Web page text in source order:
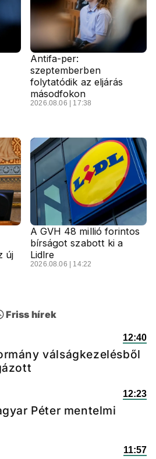
Antifa-per:
szeptemberben
folytatódik az eljárás
másodfokon
2026.08.06 | 17:38
új
A GVH 48 millió forintos
bírságot szabott ki a
Lidlre
2026.08.06 | 14:22
Friss hírek
12:40
válságkezelésből
12:23
Péter mentelmi
11:57